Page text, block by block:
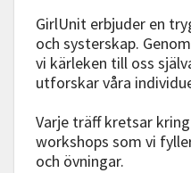
GirlUnit erbjuder en
och systerskap.
vi kärleken till oss
utforskar våra
Varje träff kretsar
workshops som vi
och övningar.